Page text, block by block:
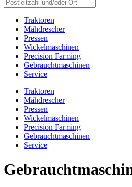
Traktoren
Mähdrescher
Pressen
Wickelmaschinen
Precision Farming
Gebrauchtmaschinen
Service
Traktoren
Mähdrescher
Pressen
Wickelmaschinen
Precision Farming
Gebrauchtmaschinen
Service